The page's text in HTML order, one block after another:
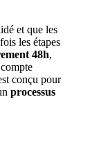
et que les
les étapes
48h,
conçu pour
processus